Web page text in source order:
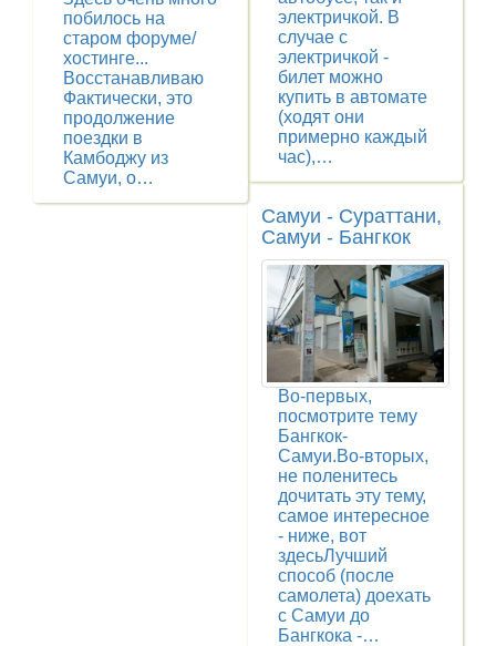
побилось на
старом форуме/
хостинге...
Восстанавливаю
Фактически, это
продолжение
поездки в
Камбоджу из
Самуи, о…
электричкой. В
случае с
электричкой -
билет можно
купить в автомате
(ходят они
примерно каждый
час),…
Самуи - Сураттани,
Самуи - Бангкок
Во-первых,
посмотрите тему
Бангкок-
Самуи.Во-вторых,
не поленитесь
дочитать эту тему,
самое интересное
- ниже, вот
здесьЛучший
способ (после
самолета) доехать
с Самуи до
Бангкока -…